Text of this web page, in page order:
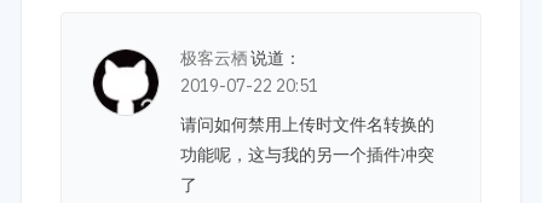
极客云栖说道：
2019-07-22 20:51
请问如何禁用上传时文件名转换的
功能呢，这与我的另一个插件冲突
了